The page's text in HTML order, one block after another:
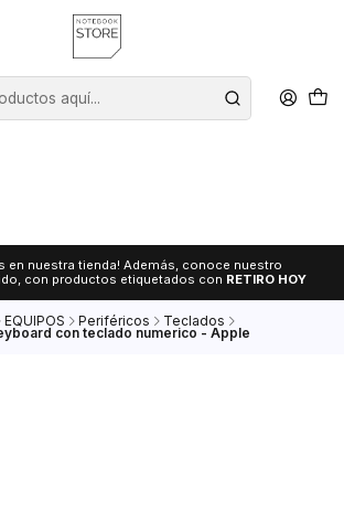
en nuestra tienda! Además, conoce nuestro
con productos etiquetados con RETIRO HOY
EQUIPOS Periféricos Teclados
con teclado numerico - Apple